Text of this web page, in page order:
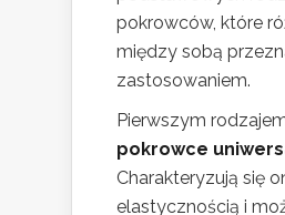
pokrowców, które
między sobą
zastosowaniem.
Pierwszym
pokrowce
Charakteryzują się
elastycznością i